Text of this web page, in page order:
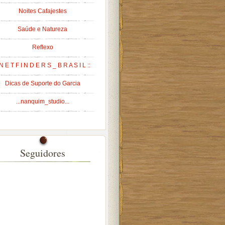
Noites Cafajestes
Saúde e Natureza
Reflexo
E T F I N D E R S _ B R A S I L ::
Dicas de Suporte do Garcia
...nanquim_studio...
Seguidores